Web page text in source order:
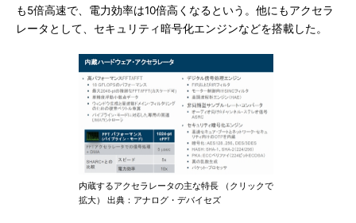
も5倍高速で、電力効率は10倍高くなるという。他にもアクセラ
レータとして、セキュリティ暗号化エンジンなどを搭載した。
内蔵するアクセラレータの主な特長 （クリックで
拡大） 出典：アナログ・デバイセズ